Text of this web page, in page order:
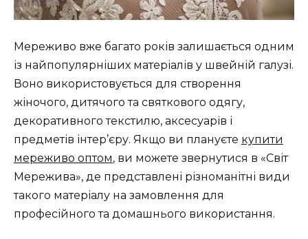
Мереживо вже багато років залишається одним
із найпопулярніших матеріалів у швейній галузі.
Воно використовується для створення
жіночого, дитячого та святкового одягу,
декоративного текстилю, аксесуарів і
предметів інтер’єру. Якщо ви плануєте купити
мереживо оптом, ви можете звернутися в «Світ
Мережива», де представлені різноманітні види
такого матеріалу на замовлення для
професійного та домашнього використання.